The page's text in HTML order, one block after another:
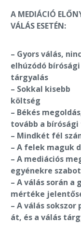
A MEDIÁCIÓ
VÁLÁS ESETÉN:
– Gyors válás,
elhúzódó bírósági
tárgyalás
– Sokkal kisebb
költség
– Békés
tovább a bírósági
– Mindkét fél
– A felek maguk
– A mediációs
egyénekre
– A válás során
mértéke
– A válás
át, és a válás